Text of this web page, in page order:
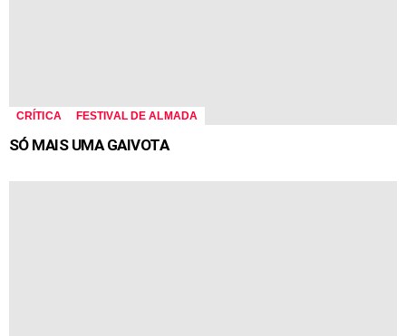
CRÍTICA FESTIVAL DE ALMADA
SÓ MAIS UMA GAIVOTA